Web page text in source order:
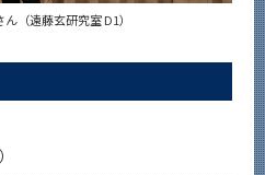
ん（遠藤玄研究室 D1）